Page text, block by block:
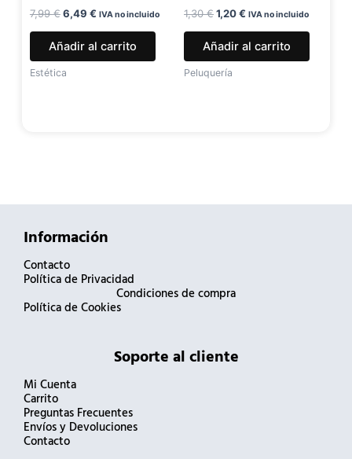
7,99€6,49 € IVA no incluido
Añadir al carrito
Estética
1,30€1,20€ IVA no incluido
Añadir al carrito
Peluquería
Información
Contacto
Política de Privacidad
Condiciones de compra
Política de Cookies
Soporte al cliente
Mi Cuenta
Carrito
Preguntas Frecuentes
Envíos y Devoluciones
Contacto